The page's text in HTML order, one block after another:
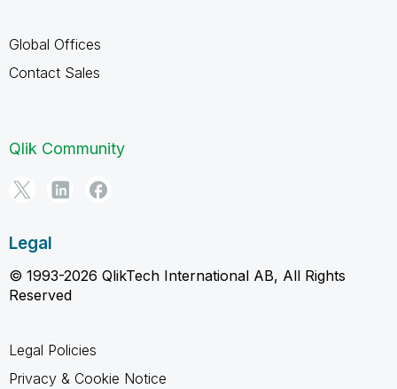
Global Offices
Contact Sales
Qlik Community
Legal
© 1993-2026 QlikTech International AB, All Rights
Reserved
Legal Policies
Privacy & Cookie Notice